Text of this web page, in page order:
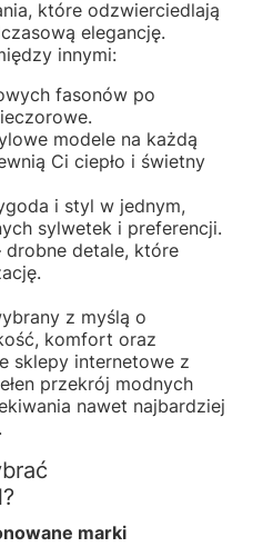
które odzwierciedlają
elegancję.
innymi:
fasonów po
modele na każdą
Ci ciepło i świetny
i styl w jednym,
sylwetek i preferencji.
drobne detale, które
z myślą o
komfort oraz
sklepy internetowe z
przekrój modnych
nawet najbardziej
marki